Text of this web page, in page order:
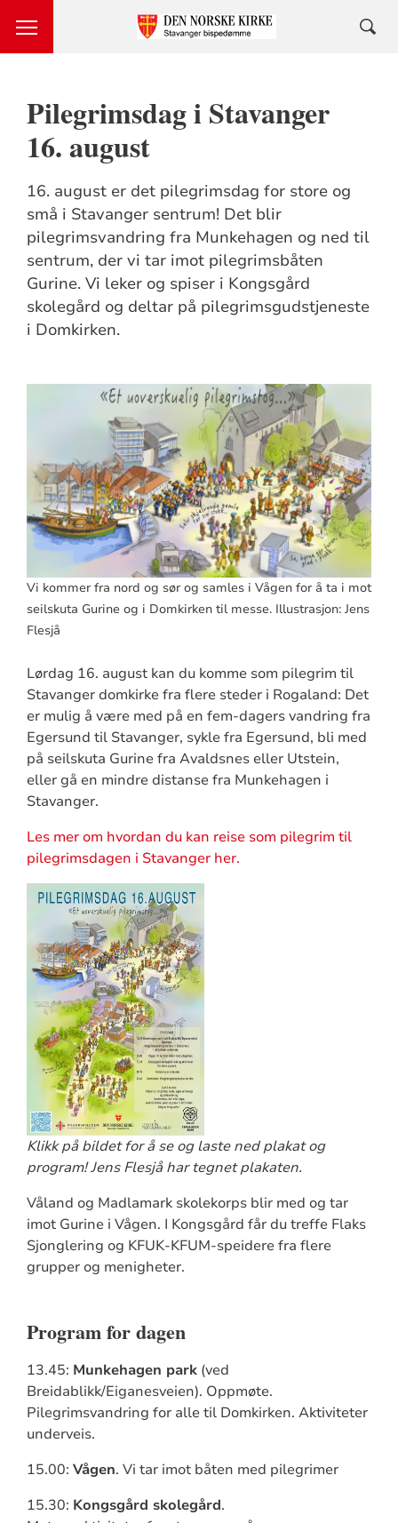
Pilegrimsdag i Stavanger
16. august
16. august er det pilegrimsdag for store og
små i Stavanger sentrum! Det blir
pilegrimsvandring fra Munkehagen og ned til
sentrum, der vi tar imot pilegrimsbåten
Gurine. Vi leker og spiser i Kongsgård
skolegård og deltar på pilegrimsgudstjeneste
i Domkirken.
Vi kommer fra nord og sør og samles i Vågen for å ta i mot
seilskuta Gurine og i Domkirken til messe. Illustrasjon: Jens
Flesjå
Lørdag 16. august kan du komme som pilegrim til
Stavanger domkirke fra flere steder i Rogaland: Det
er mulig å være med på en fem-dagers vandring fra
Egersund til Stavanger, sykle fra Egersund, bli med
på seilskuta Gurine fra Avaldsnes eller Utstein,
eller gå en mindre distanse fra Munkehagen i
Stavanger.
Les mer om hvordan du kan reise som pilegrim til
pilegrimsdagen i Stavanger her.
Klikk på bildet for å se og laste ned plakat og
program! Jens Flesjå har tegnet plakaten.
Våland og Madlamark skolekorps blir med og tar
imot Gurine i Vågen. I Kongsgård får du treffe Flaks
Sjonglering og KFUK-KFUM-speidere fra flere
grupper og menigheter.
Program for dagen
13.45: Munkehagen park(ved
Breidablikk/Eiganesveien). Oppmøte.
Pilegrimsvandring for alle til Domkirken. Aktiviteter
underveis.
15.00: Vågen. Vi tar imot båten med pilegrimer
15.30: Kongsgård skolegård.